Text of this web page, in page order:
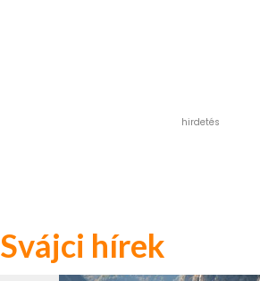
hirdetés
Svájci hírek